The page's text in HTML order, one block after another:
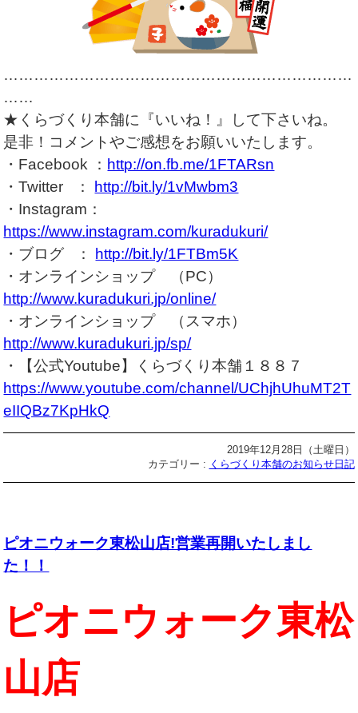
……………………………………………………………
……
★くらづくり本舗に『いいね！』して下さいね。
是非！コメントやご感想をお願いいたします。
・Facebook ： http://on.fb.me/1FTARsn
・Twitter ：
http://bit.ly/1vMwbm3
・Instagram：
https://www.instagram.com/kuradukuri/
・ブログ ：
http://bit.ly/1FTBm5K
・オンラインショップ （PC）
http://www.kuradukuri.jp/online/
・オンラインショップ （スマホ）
http://www.kuradukuri.jp/sp/
・【公式Youtube】くらづくり本舗１８８７
https://www.youtube.com/channel/UChjhUhuMT2T
eIIQBz7KpHkQ
2019年12月28日（土曜日）
カテゴリー : くらづくり本舗のお知らせ日記
ピオニウォーク東松山店!営業再開いたしまし
た！！
ピオニウォーク東松
山店